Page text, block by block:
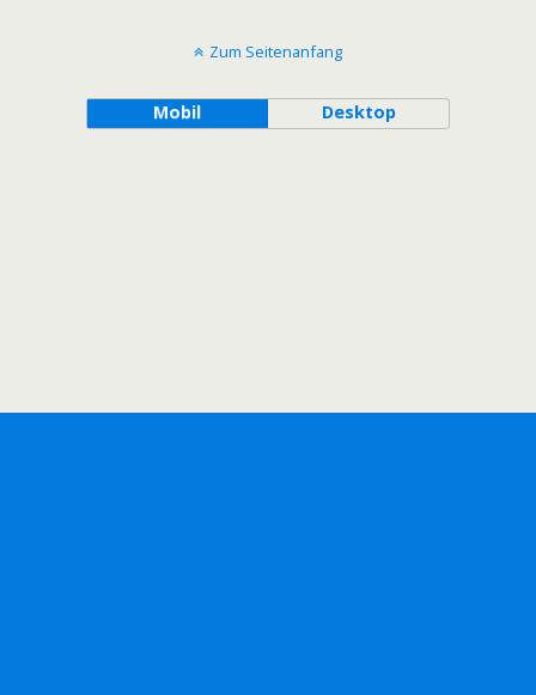
Zum Seitenanfang
Mobil Desktop